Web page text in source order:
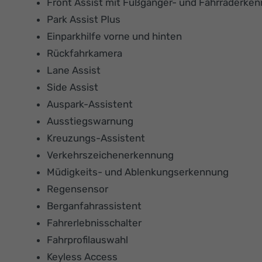
Front Assist mit Fußgänger- und
Park Assist Plus
Einparkhilfe vorne und hinten
Rückfahrkamera
Lane Assist
Side Assist
Auspark-Assistent
Ausstiegswarnung
Kreuzungs-Assistent
Verkehrszeichenerkennung
Müdigkeits- und Ablenkungserkennung
Regensensor
Berganfahrassistent
Fahrerlebnisschalter
Fahrprofilauswahl
Keyless Access